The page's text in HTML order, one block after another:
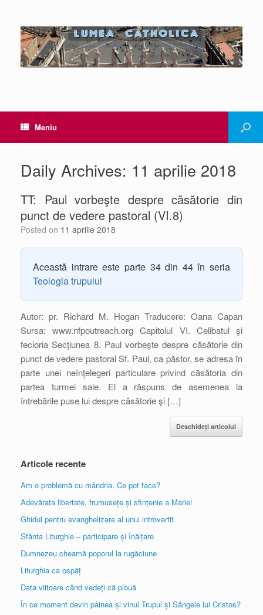
Meniu
Daily Archives: 11 aprilie 2018
TT: Paul vorbeşte despre căsătorie din
punct de vedere pastoral (VI.8)
Posted on 11 aprilie 2018
Această intrare este parte 34 din 44 în seria
Teologia trupului
Autor: pr. Richard M. Hogan Traducere: Oana Capan
Sursa: www.nfpoutreach.org Capitolul VI. Celibatul şi
fecioria Secţiunea 8. Paul vorbeşte despre căsătorie din
punct de vedere pastoral Sf. Paul, ca păstor, se adresa în
parte unei neînţelegeri particulare privind căsătoria din
partea turmei sale. El a răspuns de asemenea la
întrebările puse lui despre căsătorie şi […]
Deschideți articolul
Articole recente
Am o problemă cu mândria. Ce pot face?
Adevărata libertate, frumusețe și sfințenie a Mariei
Ghidul pentru evanghelizare al unui introvertit
Sfânta Liturghie – participare și înălțare
Dumnezeu cheamă poporul la rugăciune
Liturghia ca ospăț
Data viitoare când vedeți că plouă
În ce moment devin pâinea și vinul Trupul și Sângele lui Cristos?